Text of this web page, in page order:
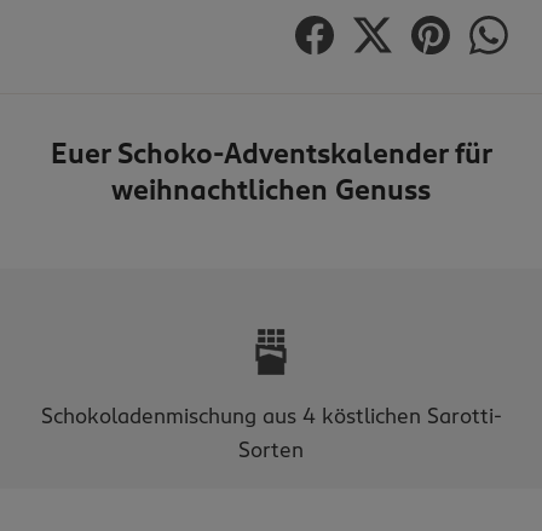
Euer Schoko-Adventskalender für
weihnachtlichen Genuss
Schokoladenmischung aus 4 köstlichen Sarotti-
Sorten